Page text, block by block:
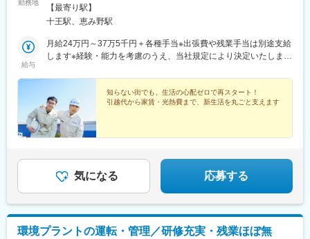
勤務地
直行直帰可＜勤務地エリア＞（※顧客先）北海道・青森・秋田・岩
手・宮城・山形・福島・茨城・新潟・千葉・東京・神奈川・埼
間：1カ月～3カ月■中期期間：6カ月～1年■長期期間：1年以上★
出張先では家具・家電付きウィークリーマンションをご用意。社
を楽しんだりと、出張を満喫しております！※受動喫煙対策：あり
【最寄り駅】
十王駅、恵み野駅
給与
月給24万円～37万5千円＋各種手当※出張費や残業手当は別途支給
します※経験・能力を考慮のうえ、当社規定により決定いたします
歳■月収30万円（各種手当含む）／未経験入社10年目／39歳■月収
40万円（各種手当含む）／未経験入社20年目／42歳＼住居費0円
の出張スタイル／会社負担で家具・家電付きマンションに住める
ので、固定費はほぼゼロ。食費などの実費だけでOKだから、お給
料を趣味や貯金に回しやすい環境です。
知らない街でも、生活の心配ゼロで再スタート！
引越代から家賃・光熱費まで、新生活を丸ごと支えます
気になる 応募する
環境プラントの運転・管理／研修充実・残業ほぼ無